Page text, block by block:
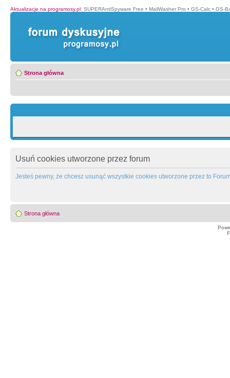
Aktualizacje na programosy.pl: SUPERAntiSpyware Free • MailWasher Pro • GS-Calc • GS-
Strona główna
Usuń cookies utworzone przez forum
Jesteś pewny, że chcesz usunąć wszystkie cookies utworzone przez to
Strona główna